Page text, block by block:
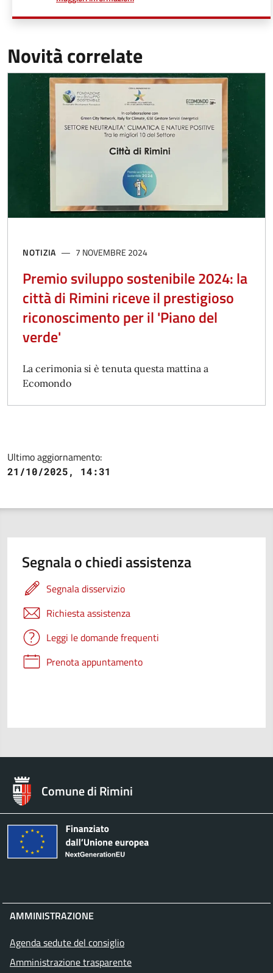
Novità correlate
NOTIZIA 7 NOVEMBRE 2024
Premio sviluppo sostenibile 2024: la
città di Rimini riceve il prestigioso
riconoscimento per il 'Piano del
verde'
La cerimonia si è tenuta questa mattina a
Ecomondo
Ultimo aggiornamento:
21/10/2025, 14:31
Segnala o chiedi assistenza
Segnala disservizio
Richiesta assistenza
Leggi le domande frequenti
Prenota appuntamento
Comune di Rimini
AMMINISTRAZIONE
Agenda sedute del consiglio
Amministrazione trasparente